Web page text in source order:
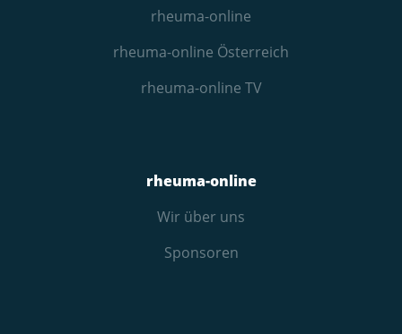
rheuma-online
rheuma-online Österreich
rheuma-online TV
rheuma-online
Wir über uns
Sponsoren